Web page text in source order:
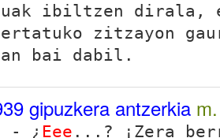
ibiltzen dirala,
zitzayon
bai dabil.
gipuzkera antzerkia
- ¿ Eee ...? ¡Zera